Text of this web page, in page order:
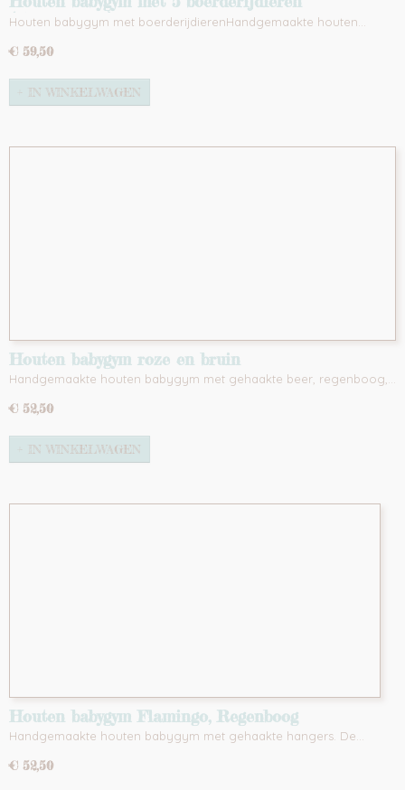
(stonewashed)
Houten babygym met boerderijdierenHandgemaakte houten…
€ 59,50
IN WINKELWAGEN
Houten babygym roze en bruin
Handgemaakte houten babygym met gehaakte beer, regenboog,…
€ 52,50
IN WINKELWAGEN
Houten babygym Flamingo, Regenboog
Handgemaakte houten babygym met gehaakte hangers. De…
€ 52,50